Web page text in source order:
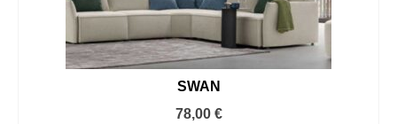
SWAN
78,00 €